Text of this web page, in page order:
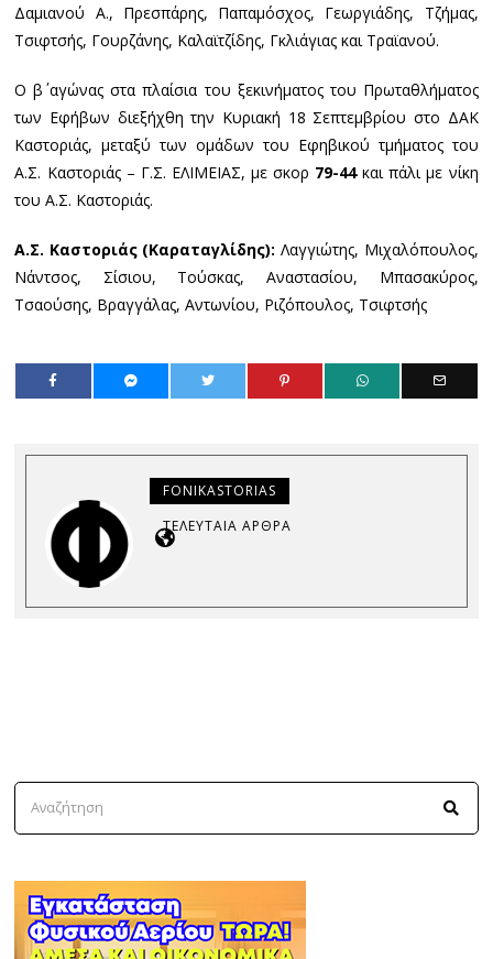
Δαμιανού Α., Πρεσπάρης, Παπαμόσχος, Γεωργιάδης, Τζήμας,
Τσιφτσής, Γουρζάνης, Καλαϊτζίδης, Γκλιάγιας και Τραϊανού.
Ο β΄ αγώνας στα πλαίσια του ξεκινήματος του Πρωταθλήματος
των Εφήβων διεξήχθη την Κυριακή 18 Σεπτεμβρίου στο ΔΑΚ
Καστοριάς, μεταξύ των ομάδων του Εφηβικού τμήματος του
Α.Σ. Καστοριάς – Γ.Σ. ΕΛΙΜΕΙΑΣ, με σκορ 79-44και πάλι με νίκη
του Α.Σ. Καστοριάς.
Α.Σ. Καστοριάς (Καραταγλίδης): Λαγγιώτης, Μιχαλόπουλος,
Νάντσος, Σίσιου, Τούσκας, Αναστασίου, Μπασακύρος,
Τσαούσης, Βραγγάλας, Αντωνίου, Ριζόπουλος, Τσιφτσής
FONIKASTORIAS
ΤΕΛΕΥΤΑΊΑ ΆΡΘΡΑ